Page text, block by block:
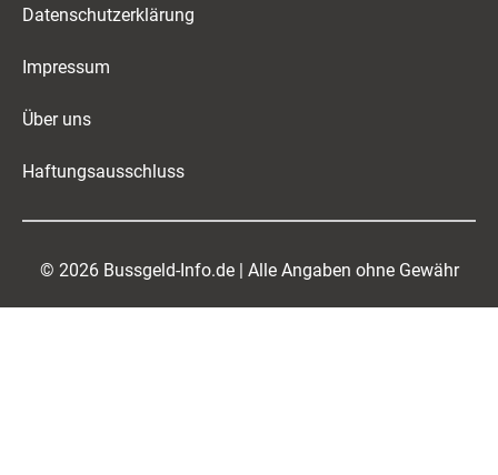
Datenschutzerklärung
Impressum
Über uns
Haftungsausschluss
© 2026 Bussgeld-Info.de | Alle Angaben ohne Gewähr